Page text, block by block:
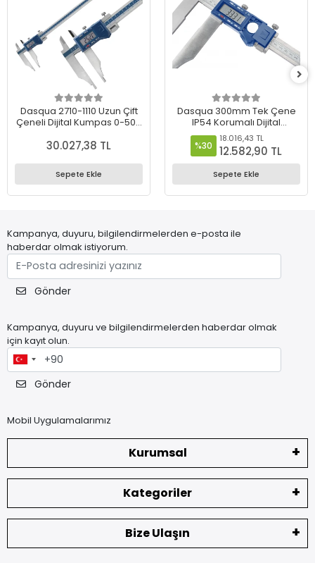
Dasqua 2710-1110 Uzun Çift
Çeneli Dijital Kumpas 0-500
30.027,38 TL
Sepete Ekle
Dasqua 300mm Tek Çene
IP54 Korumalı Dijital
Kumpas – 0.01 mm
Hassasiyet - 2220-8105
%30
18.016,43 TL
12.582,90 TL
Sepete Ekle
Kampanya, duyuru, bilgilendirmelerden e-posta ile
haberdar olmak istiyorum.
Gönder
Kampanya, duyuru ve bilgilendirmelerden haberdar olmak
için kayıt olun.
Gönder
Mobil Uygulamalarımız
Kurumsal
Kategoriler
Bize Ulaşın